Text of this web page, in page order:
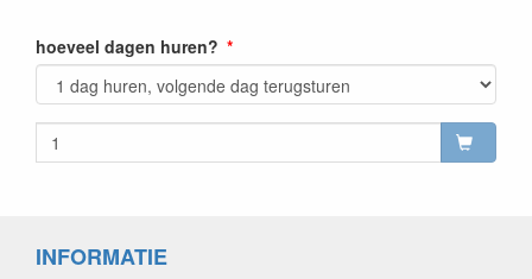
hoeveel dagen huren?
INFORMATIE